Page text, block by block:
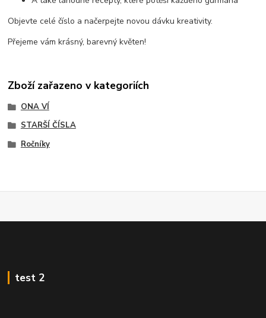
Objevte celé číslo a načerpejte novou dávku kreativity.
Přejeme vám krásný, barevný květen!
Zboží zařazeno v kategoriích
ONA VÍ
STARŠÍ ČÍSLA
Ročníky
test 2